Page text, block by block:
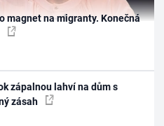
magnet na migranty. Konečná
zápalnou lahví na dům s
zásah